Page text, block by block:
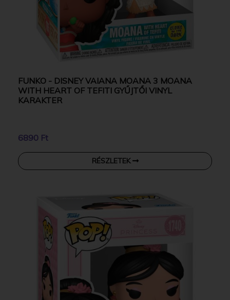
FUNKO - DISNEY VAIANA MOANA 3 MOANA
WITH HEART OF TEFITI GYŰJTŐI VINYL
KARAKTER
6890 Ft
RÉSZLETEK